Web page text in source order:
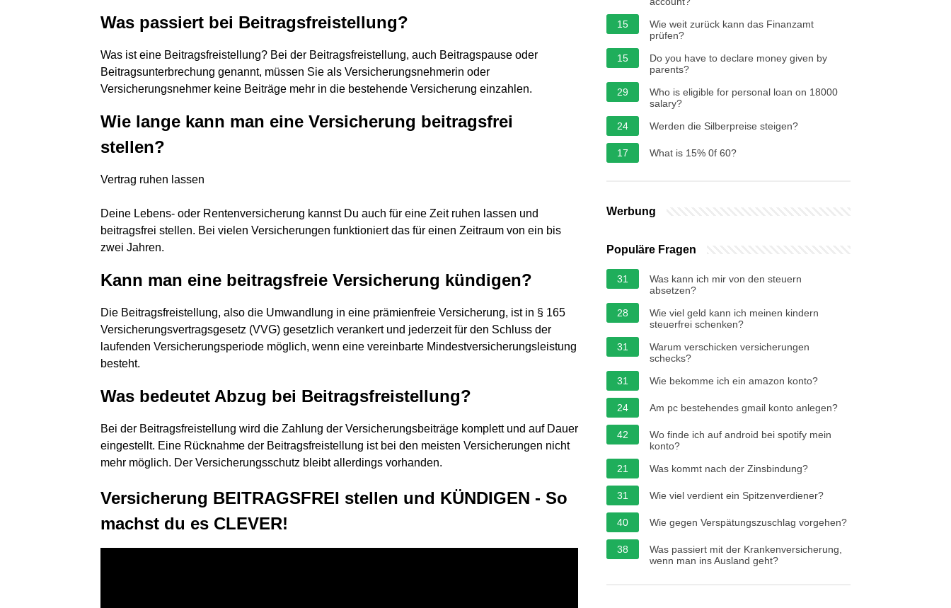
Was passiert bei Beitragsfreistellung?
Was ist eine Beitragsfreistellung? Bei der Beitragsfreistellung, auch Beitragspause oder
Beitragsunterbrechung genannt, müssen Sie als Versicherungsnehmerin oder
Versicherungsnehmer keine Beiträge mehr in die bestehende Versicherung einzahlen.
Wie lange kann man eine Versicherung beitragsfrei
stellen?
Vertrag ruhen lassen
Deine Lebens- oder Rentenversicherung kannst Du auch für eine Zeit ruhen lassen und
beitragsfrei stellen. Bei vielen Versicherungen funktioniert das für einen Zeitraum von ein bis
zwei Jahren.
Kann man eine beitragsfreie Versicherung kündigen?
Die Beitragsfreistellung, also die Umwandlung in eine prämienfreie Versicherung, ist in § 165
Versicherungsvertragsgesetz (VVG) gesetzlich verankert und jederzeit für den Schluss der
laufenden Versicherungsperiode möglich, wenn eine vereinbarte Mindestversicherungsleistung
besteht.
Was bedeutet Abzug bei Beitragsfreistellung?
Bei der Beitragsfreistellung wird die Zahlung der Versicherungsbeiträge komplett und auf Dauer
eingestellt. Eine Rücknahme der Beitragsfreistellung ist bei den meisten Versicherungen nicht
mehr möglich. Der Versicherungsschutz bleibt allerdings vorhanden.
Versicherung BEITRAGSFREI stellen und KÜNDIGEN - So
machst du es CLEVER!
15
Wie weit zurück kann das Finanzamt
prüfen?
15
Do you have to declare money given by
parents?
29
Who is eligible for personal loan on 18000
salary?
24
Werden die Silberpreise steigen?
17 What is 15% 0f 60?
Werbung
Populäre Fragen
31
Was kann ich mir von den steuern
absetzen?
28
Wie viel geld kann ich meinen kindern
steuerfrei schenken?
31
Warum verschicken versicherungen
schecks?
31
Wie bekomme ich ein amazon konto?
24 Am pc bestehendes gmail konto anlegen?
42
Wo finde ich auf android bei spotify mein
konto?
21
Was kommt nach der Zinsbindung?
31 Wie viel verdient ein Spitzenverdiener?
40 Wie gegen Verspätungszuschlag vorgehen?
38
Was passiert mit der Krankenversicherung,
wenn man ins Ausland geht?